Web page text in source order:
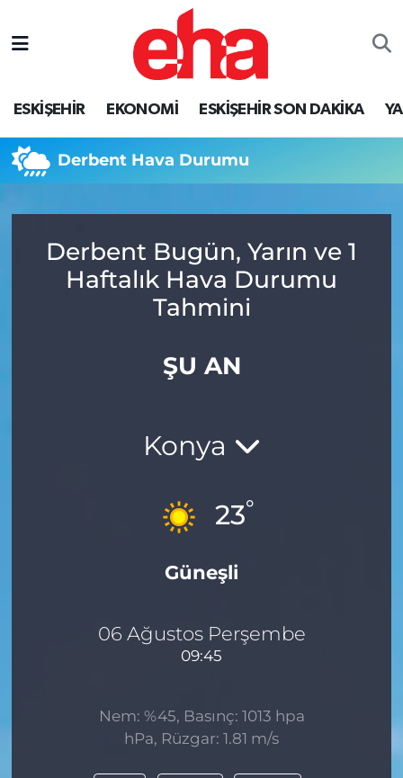
ESKİŞEHİR EKONOMİ ESKİŞEHİR SON DAKİKA
Derbent Hava Durumu
Derbent Bugün, Yarın ve 1
Haftalık Hava Durumu
Tahmini
ŞU AN
Konya
23°
Güneşli
06 Ağustos Perşembe
09:45
Nem: %45, Basınç: 1013 hpa
hPa, Rüzgar: 1.81 m/s